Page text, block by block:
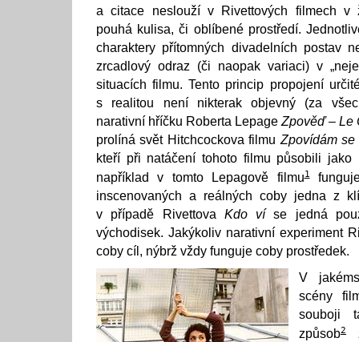
a citace neslouží v Rivettových filmech v
pouhá kulisa, či oblíbené prostředí.
charaktery přítomných divadelních postav
zrcadlový odraz (či naopak variaci) v
situacích filmu. Tento princip propojení
s realitou není nikterak objevný (za
narativní hříčku Roberta Lepage Zpověď – Le
prolíná svět Hitchcockova filmu Zpovídám se
kteří při natáčení tohoto filmu působili jako
například v tomto Lepagově filmu1
inscenovaných a reálných coby jedna z
v případě Rivettova Kdo víse jedná
východisek. Jakýkoliv narativní experiment
coby cíl, nýbrž vždy funguje coby prostředek.
V
scény
souboji
způsob2